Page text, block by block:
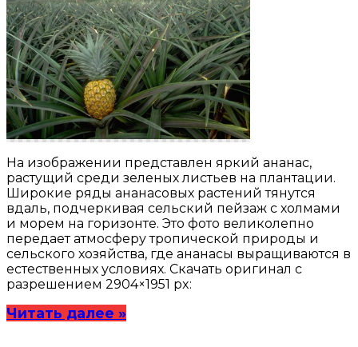
На изображении представлен яркий ананас,
растущий среди зеленых листьев на плантации.
Широкие ряды ананасовых растений тянутся
вдаль, подчеркивая сельский пейзаж с холмами
и морем на горизонте. Это фото великолепно
передает атмосферу тропической природы и
сельского хозяйства, где ананасы выращиваются в
естественных условиях. Скачать оригинал с
разрешением 2904×1951 px:
Читать далее »